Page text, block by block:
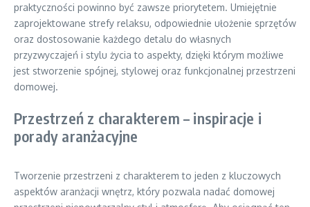
praktyczności powinno być zawsze priorytetem. Umiejętnie
zaprojektowane strefy relaksu, odpowiednie ułożenie sprzętów
oraz dostosowanie każdego detalu do własnych
przyzwyczajeń i stylu życia to aspekty, dzięki którym możliwe
jest stworzenie spójnej, stylowej oraz funkcjonalnej przestrzeni
domowej.
Przestrzeń z charakterem – inspiracje i
porady aranżacyjne
Tworzenie przestrzeni z charakterem to jeden z kluczowych
aspektów aranżacji wnętrz, który pozwala nadać domowej